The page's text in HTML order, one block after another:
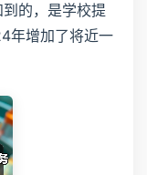
的，是学校提
年增加了将近一